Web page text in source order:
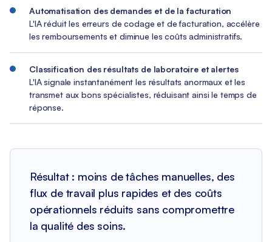
Automatisation des demandes et de la facturation
L'IA réduit les erreurs de codage et de facturation, accélère
les remboursements et diminue les coûts administratifs.
Classification des résultats de laboratoire et alertes
L'IA signale instantanément les résultats anormaux et les
transmet aux bons spécialistes, réduisant ainsi le temps de
réponse.
Résultat : moins de tâches manuelles, des
flux de travail plus rapides et des coûts
opérationnels réduits sans compromettre
la qualité des soins.